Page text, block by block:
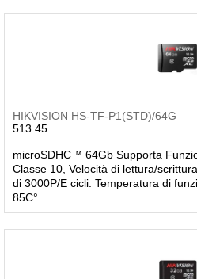
HIKVISION HS-TF-P1(STD)/64G
513.45
microSDHC™ 64Gb Supporta
Classe 10, Velocità di lettura/
di 3000P/E cicli. Temperatura di
85C°...